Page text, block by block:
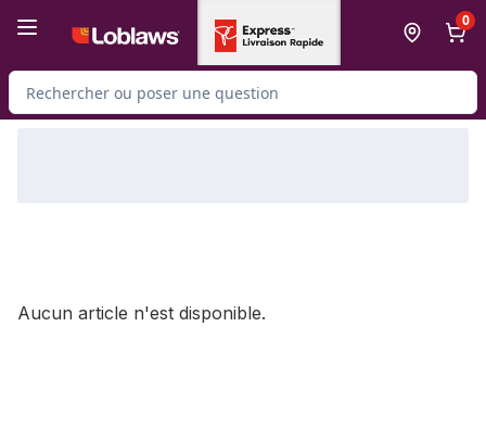
0
Rechercher des produits
Aucun article n'est disponible.